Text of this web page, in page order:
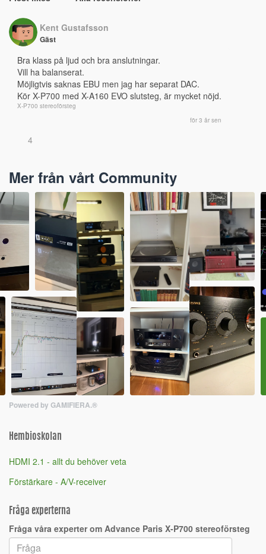
Kent Gustafsson
Gäst
Bra klass på ljud och bra anslutningar.
Vill ha balanserat.
Möjligtvis saknas EBU men jag har separat DAC.
Kör X-P700 med X-A160 EVO slutsteg, är mycket nöjd.
X-P700 stereoförsteg
för 3 år sen
4
Mer från vårt Community
Powered by GAMIFIERA.®
Hembioskolan
HDMI 2.1 - allt du behöver veta
Förstärkare - A/V-receiver
Fråga experterna
Fråga våra experter om Advance Paris X-P700 stereoförsteg